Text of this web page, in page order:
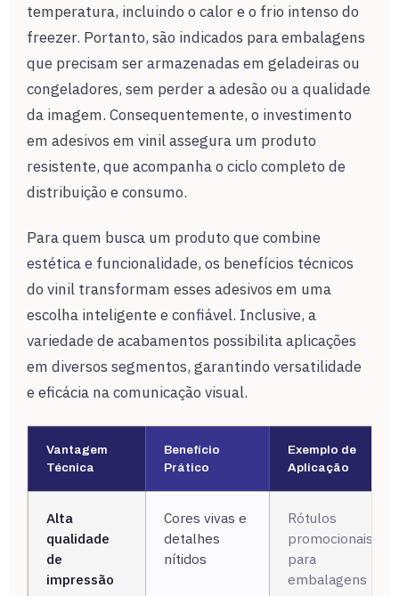
temperatura, incluindo o calor e o frio intenso do
freezer. Portanto, são indicados para embalagens
que precisam ser armazenadas em geladeiras ou
congeladores, sem perder a adesão ou a qualidade
da imagem. Consequentemente, o investimento
em adesivos em vinil assegura um produto
resistente, que acompanha o ciclo completo de
distribuição e consumo.
Para quem busca um produto que combine
estética e funcionalidade, os benefícios técnicos
do vinil transformam esses adesivos em uma
escolha inteligente e confiável. Inclusive, a
variedade de acabamentos possibilita aplicações
em diversos segmentos, garantindo versatilidade
e eficácia na comunicação visual.
Vantagem
Técnica
Benefício
Prático
Exemplo de
Aplicação
Alta
qualidade
de
impressão
Cores vivas e
detalhes
nítidos
Rótulos
promocionais
para
embalagens